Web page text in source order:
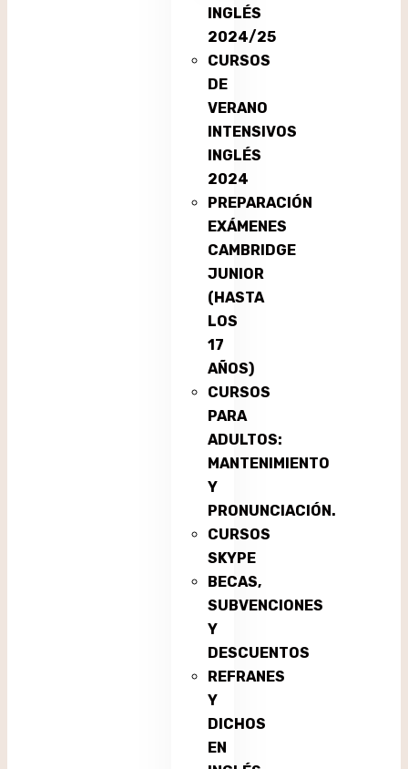
INGLÉS
2024/25
CURSOS
DE
VERANO
INTENSIVOS
INGLÉS
2024
PREPARACIÓN
EXÁMENES
CAMBRIDGE
JUNIOR
(HASTA
LOS
17
AÑOS)
CURSOS
PARA
ADULTOS:
MANTENIMIENTO
Y
PRONUNCIACIÓN.
CURSOS
SKYPE
BECAS,
SUBVENCIONES
Y
DESCUENTOS
REFRANES
Y
DICHOS
EN